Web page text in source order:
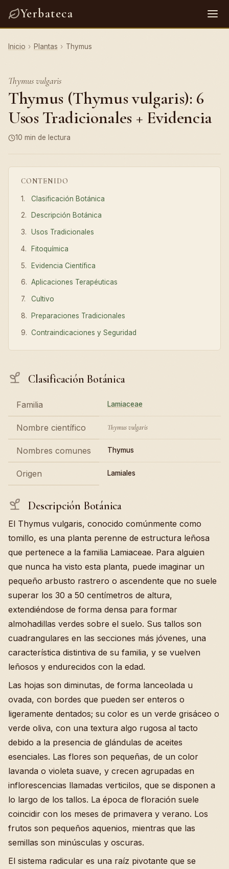
Yerbateca
Inicio › Plantas › Thymus
Thymus vulgaris
Thymus (Thymus vulgaris): 6
Usos Tradicionales + Evidencia
10 min de lectura
CONTENIDO
Clasificación Botánica
Descripción Botánica
Usos Tradicionales
Fitoquímica
Evidencia Científica
Aplicaciones Terapéuticas
Cultivo
Preparaciones Tradicionales
Contraindicaciones y Seguridad
Clasificación Botánica
Familia Lamiaceae
Nombre científico Thymus vulgaris
Nombres comunes Thymus
Origen Lamiales
Descripción Botánica
El Thymus vulgaris, conocido comúnmente como
tomillo, es una planta perenne de estructura leñosa
que pertenece a la familia Lamiaceae. Para alguien
que nunca ha visto esta planta, puede imaginar un
pequeño arbusto rastrero o ascendente que no suele
superar los 30 a 50 centímetros de altura,
extendiéndose de forma densa para formar
almohadillas verdes sobre el suelo. Sus tallos son
cuadrangulares en las secciones más jóvenes, una
característica distintiva de su familia, y se vuelven
leñosos y endurecidos con la edad.
Las hojas son diminutas, de forma lanceolada u
ovada, con bordes que pueden ser enteros o
ligeramente dentados; su color es un verde grisáceo o
verde oliva, con una textura algo rugosa al tacto
debido a la presencia de glándulas de aceites
esenciales. Las flores son pequeñas, de un color
lavanda o violeta suave, y crecen agrupadas en
inflorescencias llamadas verticilos, que se disponen a
lo largo de los tallos. La época de floración suele
coincidir con los meses de primavera y verano. Los
frutos son pequeños aquenios, mientras que las
semillas son minúsculas y oscuras.
El sistema radicular es una raíz pivotante que se